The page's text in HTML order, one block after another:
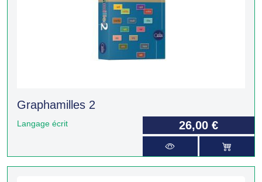
Graphamilles 2
Langage écrit 26,00 €